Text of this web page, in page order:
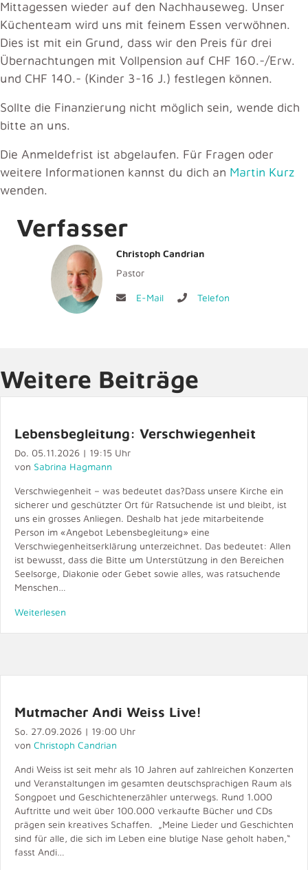
Mittagessen wieder auf den Nachhauseweg. Unser
Küchenteam wird uns mit feinem Essen verwöhnen.
Dies ist mit ein Grund, dass wir den Preis für drei
Übernachtungen mit Vollpension auf CHF 160.-/Erw.
und CHF 140.- (Kinder 3-16 J.) festlegen können.
Sollte die Finanzierung nicht möglich sein, wende dich
bitte an uns.
Die Anmeldefrist ist abgelaufen. Für Fragen oder
weitere Informationen kannst du dich an Martin Kurz
wenden.
Verfasser
Christoph Candrian
Pastor
E-Mail Telefon
Weitere Beiträge
Lebensbegleitung: Verschwiegenheit
Do. 05.11.2026 | 19:15 Uhr
von Sabrina Hagmann
Verschwiegenheit – was bedeutet das?Dass unsere Kirche ein
sicherer und geschützter Ort für Ratsuchende ist und bleibt, ist
uns ein grosses Anliegen. Deshalb hat jede mitarbeitende
Person im «Angebot Lebensbegleitung» eine
Verschwiegenheitserklärung unterzeichnet. Das bedeutet: Allen
ist bewusst, dass die Bitte um Unterstützung in den Bereichen
Seelsorge, Diakonie oder Gebet sowie alles, was ratsuchende
Menschen…
Weiterlesen
Mutmacher Andi Weiss Live!
So. 27.09.2026 | 19:00 Uhr
von Christoph Candrian
Andi Weiss ist seit mehr als 10 Jahren auf zahlreichen Konzerten
und Veranstaltungen im gesamten deutschsprachigen Raum als
Songpoet und Geschichtenerzähler unterwegs. Rund 1.000
Auftritte und weit über 100.000 verkaufte Bücher und CDs
prägen sein kreatives Schaffen. „Meine Lieder und Geschichten
sind für alle, die sich im Leben eine blutige Nase geholt haben,“
fasst Andi…